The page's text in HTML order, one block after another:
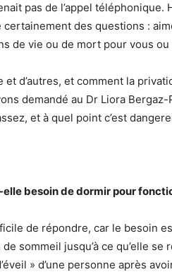
pas de l’appel téléphonique.
des questions :
de vie ou de mort pour vous ou
d’autres, et comment la
demandé au Dr Liora
et à quel point c’est
besoin de dormir pour
de répondre, car le besoin
sommeil jusqu’à ce qu’elle
» d’une personne après